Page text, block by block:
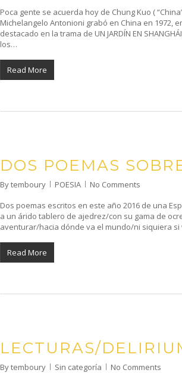
Poca gente se acuerda hoy de Chung Kuo (
Michelangelo Antonioni grabó en China en 1972,
destacado en la trama de UN JARDÍN EN
los…
Read More
DOS POEMAS
Bytemboury POESIA
No Comments
Dos poemas escritos en este año 2016 de una
a un árido tablero de ajedrez/con su gama de
aventurar/hacia dónde va el mundo/ni siquiera
Read More
LECTURAS/
Bytemboury Sin categoría
No Comments